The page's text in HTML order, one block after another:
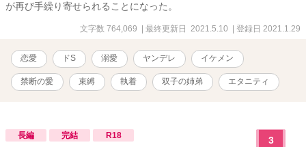
が再び手繰り寄せられることになった。
文字数 764,069 | 最終更新日 2021.5.10 | 登録日 2021.1.29
恋愛 ドS 溺愛 ヤンデレ イケメン
禁断の愛 束縛 執着 双子の姉弟 エタニティ
長編 完結 R18 3